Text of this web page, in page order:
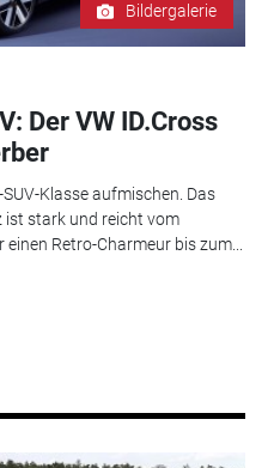
Bildergalerie
Der VW ID.Cross
Klasse aufmischen. Das
ist stark und reicht vom
Retro-Charmeur bis zum...